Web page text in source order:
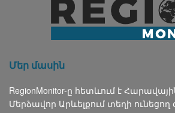
Մեր մասին
RegionMonitor-ը հետևում է
Մերձավոր Արևելքում տեղի